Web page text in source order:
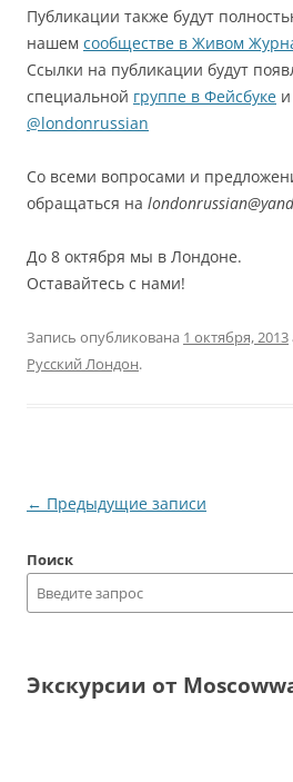
Публикации также будут
нашем сообществе в Живом
Ссылки на публикации будут
специальной группе в Фейсбуке
@londonrussian
Со всеми вопросами и
обращаться на
До 8 октября мы в Лондоне.
Оставайтесь с нами!
Запись опубликована 1 октября, 2013
Русский Лондон.
Навигация
записям
← Предыдущие записи
Поиск
Экскурсии от